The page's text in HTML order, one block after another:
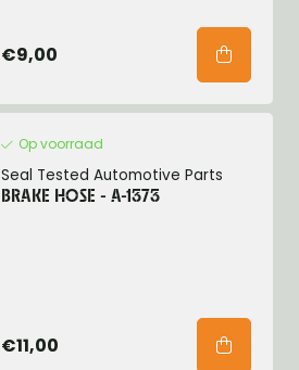
€9,00
Op voorraad
Seal Tested Automotive Parts
BRAKE HOSE - A-1373
€11,00